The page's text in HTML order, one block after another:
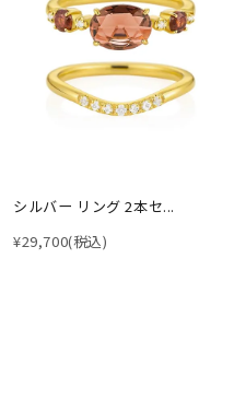
シルバー リング 2本セ...
¥29,700(税込)